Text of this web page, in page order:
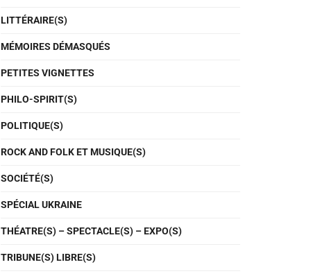
LITTÉRAIRE(S)
MÉMOIRES DÉMASQUÉS
PETITES VIGNETTES
PHILO-SPIRIT(S)
POLITIQUE(S)
ROCK AND FOLK ET MUSIQUE(S)
SOCIÉTÉ(S)
SPÉCIAL UKRAINE
THÉATRE(S) – SPECTACLE(S) – EXPO(S)
TRIBUNE(S) LIBRE(S)